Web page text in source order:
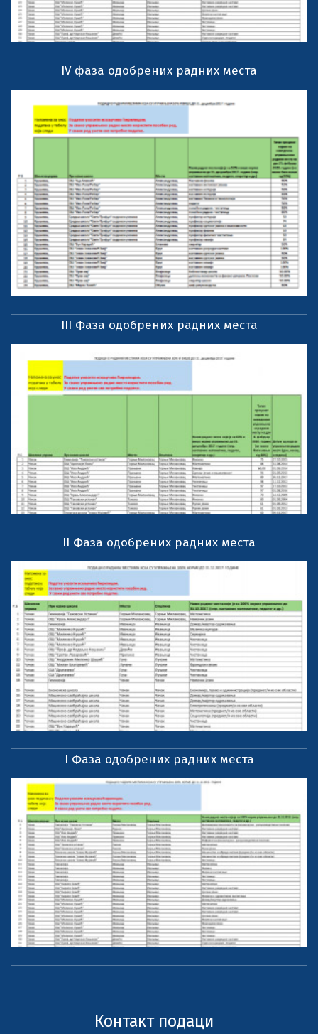
IV фаза одобрених радних места
III Фаза одобрених радних места
II Фаза одобрених радних места
I Фаза одобрених радних места
Контакт подаци